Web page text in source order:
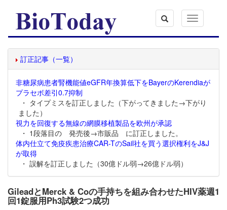
Toggle
navigation
訂正記事（一覧）
非糖尿病患者腎機能値eGFR年換算低下をBayerのKerendiaが
プラセボ差引0.7抑制
・ タイプミスを訂正しました（下がってきました→下がり
ました）
視力を回復する無線の網膜移植製品を欧州が承認
・ 1段落目の 発売後→市販品 に訂正しました。
体内仕立て免疫疾患治療CAR-TのSail社を買う選択権利をJ&J
が取得
・ 誤解を訂正しました（30億ドル弱→26億ドル弱）
GileadとMerck & Coの手持ちを組み合わせたHIV薬週1
回1錠服用Ph3試験2つ成功